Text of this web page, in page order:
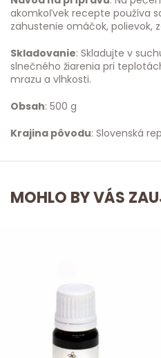
akomkoľvek recepte používa
zahustenie omáčok, polievok,
Skladovanie: Skladujte v
slnečného žiarenia pri
mrazu a vlhkosti.
Obsah: 500 g
Krajina pôvodu: Slovenská
MOHLO BY VÁS